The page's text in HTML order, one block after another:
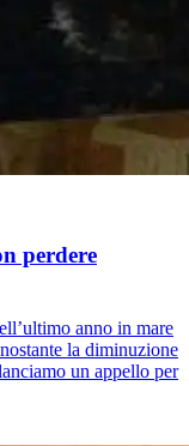
perdere
anno in mare
la diminuzione
un appello per